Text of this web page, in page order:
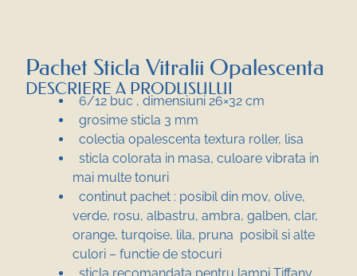
Pachet Sticla Vitralii Opalescenta
DESCRIERE A PRODUSULUI
6/12 buc , dimensiuni 26×32 cm
grosime sticla 3 mm
colectia opalescenta textura roller, lisa
sticla colorata in masa, culoare vibrata in
mai multe tonuri
continut pachet : posibil din mov, olive,
verde, rosu, albastru, ambra, galben, clar,
orange, turqoise, lila, pruna posibil si alte
culori – functie de stocuri